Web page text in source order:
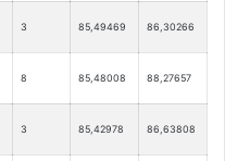
3 85,49469 86,30266
8 85,48008 88,27657
3 85,42978 86,63808